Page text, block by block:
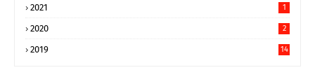
2021 1
2020 2
2019 14